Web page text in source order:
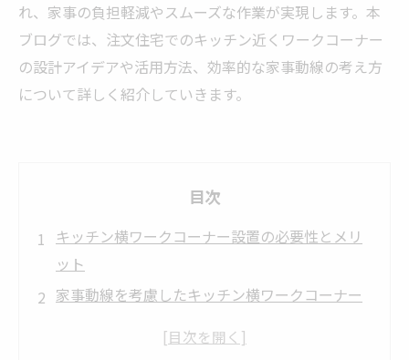
れ、家事の負担軽減やスムーズな作業が実現します。本
ブログでは、注文住宅でのキッチン近くワークコーナー
の設計アイデアや活用方法、効率的な家事動線の考え方
について詳しく紹介していきます。
目次
キッチン横ワークコーナー設置の必要性とメリ
ット
家事動線を考慮したキッチン横ワークコーナー
多様な用途に対応するキッチン横ワークコーナ